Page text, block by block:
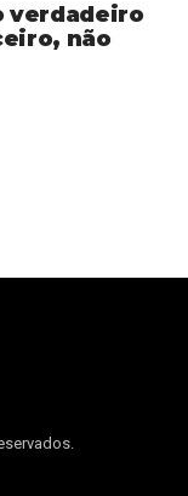
verdadeiro
não